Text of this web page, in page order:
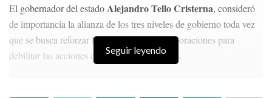
El gobernador del estadoAlejandro Tello Cristerna, consideró
de importancia la alianza de los tres niveles de gobierno toda vez
que se busca reforzar la actividad de las corporaciones para
debilitar las acciones de los grupos delictivos.
Seguir leyendo